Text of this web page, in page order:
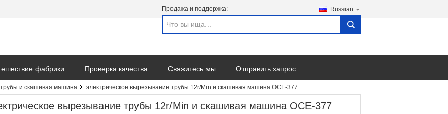
Продажа и поддержка: Russian
search
фабрики Проверка качества Свяжитесь мы Отправить запрос
и скашивая машина электрическое вырезывание трубы 12r/Min и скашивая машина OCE-377
вырезывание трубы 12r/Min и скашивая машина OCE-377